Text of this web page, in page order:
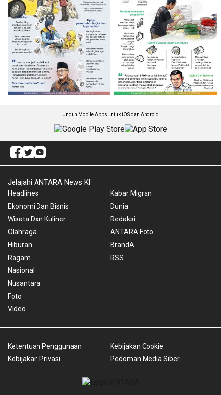
Unduh Mobile Apps untuk iOS dan Android
Jelajahi ANTARA News Kl
Headlines
Ekonomi Dan Bisnis
Wisata Dan Kuliner
Olahraga
Hiburan
Ragam
Nasional
Nusantara
Foto
Video
Kabar Migran
Dunia
Redaksi
ANTARA Foto
BrandA
RSS
Ketentuan Penggunaan
Kebijakan Privasi
Kebijakan Cookie
Pedoman Media Siber